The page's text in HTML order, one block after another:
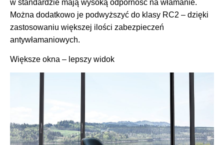
w standardzie mają wysoką odporność na włamanie.
Można dodatkowo je podwyższyć do klasy RC2 – dzięki
zastosowaniu większej ilości zabezpieczeń
antywłamaniowych.
Większe okna – lepszy widok